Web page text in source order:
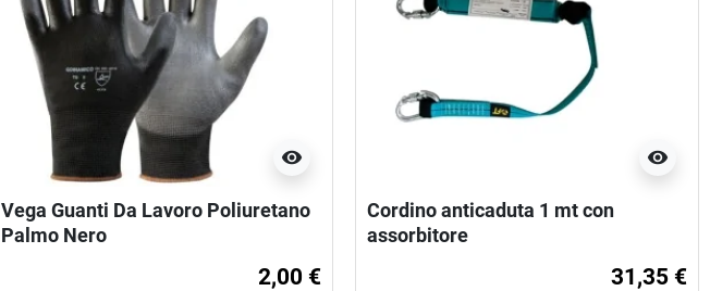
visibility
Vega Guanti Da Lavoro Poliuretano
Palmo Nero
2,00 €
visibility
Cordino anticaduta 1 mt con
assorbitore
31,35 €